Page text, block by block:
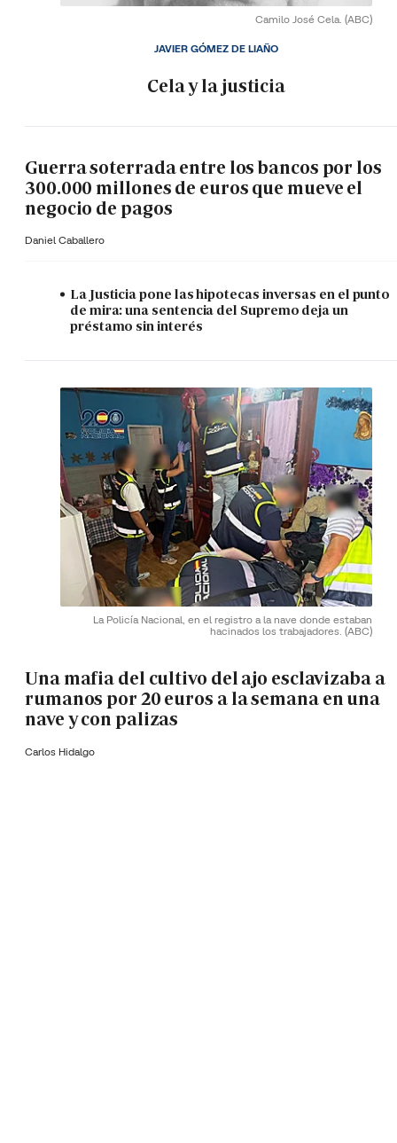
Camilo José Cela. (ABC)
Cela y la justicia
JAVIER GÓMEZ DE LIAÑO
Guerra soterrada entre los bancos por los
300.000 millones de euros que mueve el
negocio de pagos
Daniel Caballero
La Justicia pone las hipotecas inversas en el punto
de mira: una sentencia del Supremo deja un
préstamo sin interés
La Policía Nacional, en el registro a la nave donde estaban
hacinados los trabajadores. (ABC)
Una mafia del cultivo del ajo esclavizaba a
rumanos por 20 euros a la semana en una
nave y con palizas
Carlos Hidalgo